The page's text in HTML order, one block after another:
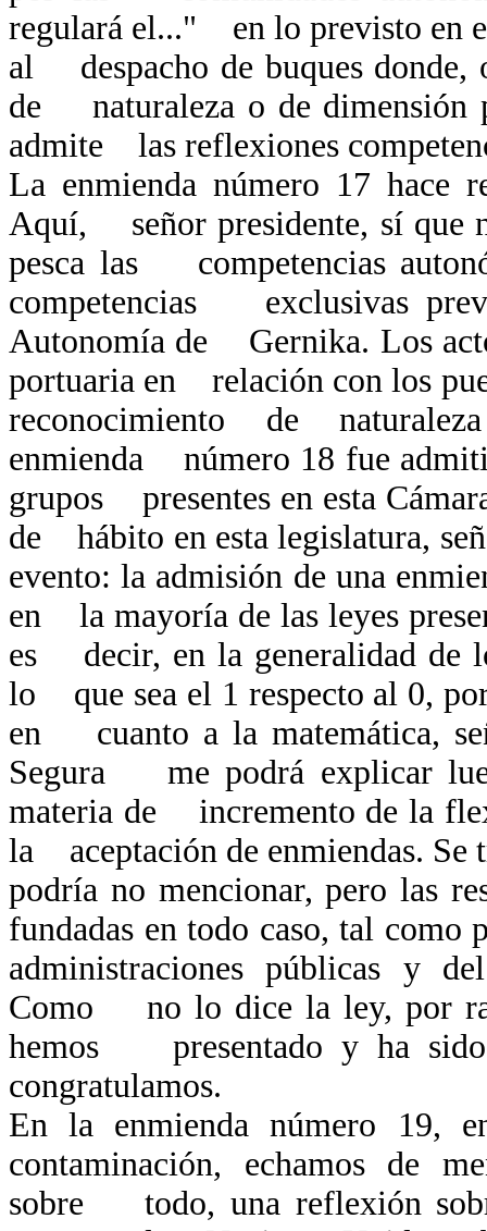
regulará el..." en lo previsto en
al despacho de buques donde,
de naturaleza o de dimensión
admite las reflexiones
La enmienda número 17 hace
Aquí, señor presidente, sí que
pesca las competencias
competencias exclusivas
Autonomía de Gernika. Los
portuaria en relación con los
reconocimiento de
enmienda número 18 fue
grupos presentes en esta
de hábito en esta legislatura,
evento: la admisión de una
en la mayoría de las leyes
es decir, en la generalidad de
lo que sea el 1 respecto al 0,
en cuanto a la matemática,
Segura me podrá explicar
materia de incremento de la
la aceptación de enmiendas.
podría no mencionar, pero las
fundadas en todo caso, tal
administraciones públicas y
Como no lo dice la ley, por
hemos presentado y ha sido
congratulamos.
En la enmienda número
contaminación, echamos de
sobre todo, una reflexión